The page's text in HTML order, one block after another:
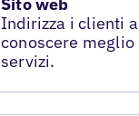
Indirizza i clienti
conoscere
servizi.